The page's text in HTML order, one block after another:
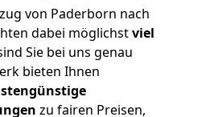
von Paderborn nach
dabei möglichstviel
Sie bei uns genau
bieten Ihnen
zu fairen Preisen,